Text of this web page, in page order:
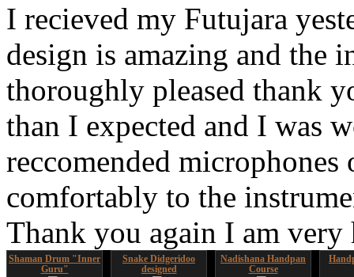
I recieved my Futujara
design is amazing and the
thoroughly pleased thank
than I expected and I was
reccomended
comfortably to the
Thank you again I am
Shaman Drum "Inner
Guru"
Snake Didgeridoo
designed
Nadishana Handpan
Course